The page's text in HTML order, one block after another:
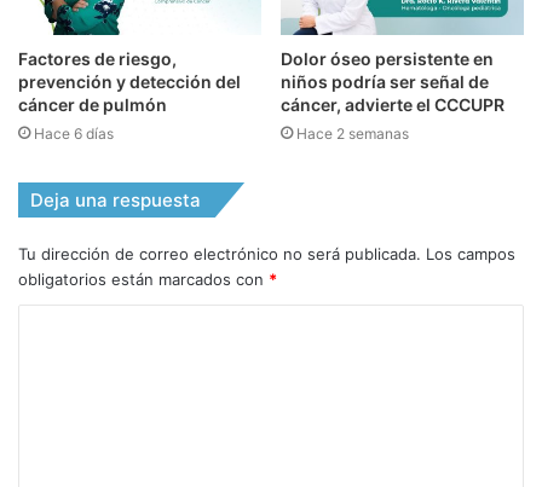
Factores de riesgo,
prevención y detección del
cáncer de pulmón
Hace 6 días
Dolor óseo persistente en
niños podría ser señal de
cáncer, advierte el CCCUPR
Hace 2 semanas
Deja una respuesta
Tu dirección de correo electrónico no será publicada. Los campos
obligatorios están marcados con *